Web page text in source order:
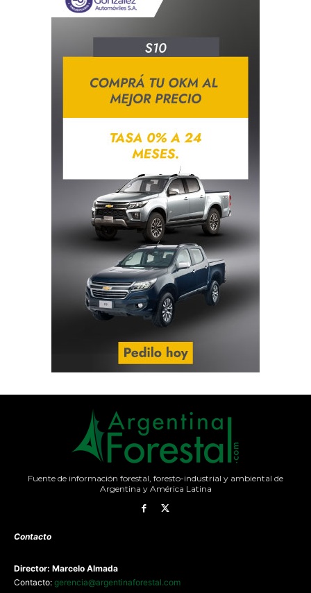
Fuente de información forestal, foresto-industrial y ambiental de
Argentina y América Latina
Contacto
Director: Marcelo Almada
Contacto: gerencia@argentinaforestal.com